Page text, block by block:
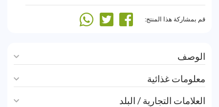
قم بمشاركة هذا المنتج:
الوصف
معلومات غذائية
العلامات التجارية / البلد